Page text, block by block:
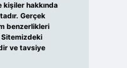
hakkında
Gerçek
benzerlikleri
ve tavsiye